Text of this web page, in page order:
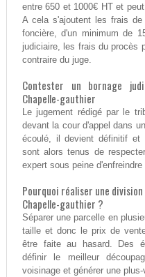
entre 650 et 1000€ HT et
A cela s'ajoutent les frais
foncière, d'un minimum de
judiciaire, les frais du procès
contraire du juge.
Contester un bornage
Chapelle-gauthier
Le jugement rédigé par le
devant la cour d'appel dans
écoulé, il devient définitif et
sont alors tenus de
expert sous peine
Pourquoi réaliser une
Chapelle-gauthier ?
Séparer une parcelle en
taille et donc le prix de
être faite au hasard. Des
définir le meilleur
voisinage et générer une plus-